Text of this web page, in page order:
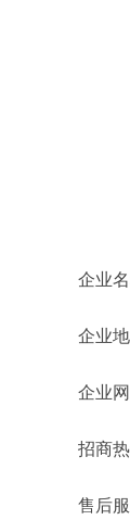
企业
企业
企业网
招商
售后